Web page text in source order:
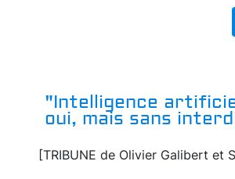
"Intelligence
oui, mais sans
[TRIBUNE de Olivier Galibert et